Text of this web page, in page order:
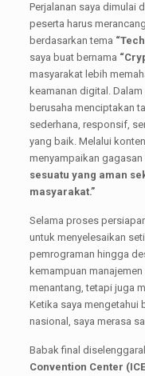
Perjalanan saya dimulai
peserta harus
berdasarkan tema
saya buat bernama
masyarakat lebih
keamanan digital.
berusaha menciptakan
sederhana, responsif,
yang baik. Melalui
menyampaikan gagasan
sesuatu yang aman
masyarakat.”
Selama proses
untuk menyelesaikan
pemrograman hingga
kemampuan
menantang, tetapi juga
Ketika saya mengetahui
nasional, saya merasa
Babak final
Convention Center